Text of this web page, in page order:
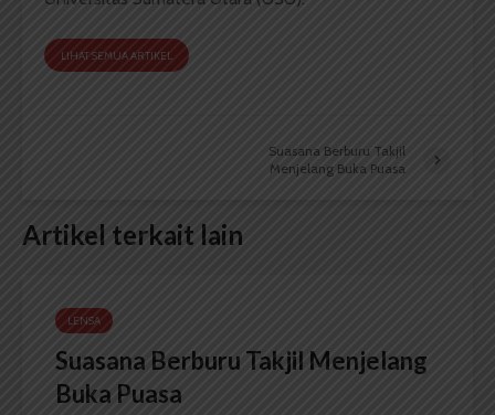
LIHAT SEMUA ARTIKEL
Suasana Berburu Takjil
Menjelang Buka Puasa
Artikel terkait lain
LENSA
Suasana Berburu Takjil Menjelang
Buka Puasa